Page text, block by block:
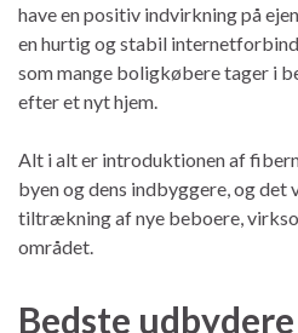
have en positiv indvirkning på
en hurtig og stabil
som mange boligkøbere tager i
efter et nyt hjem.
Alt i alt er introduktionen af
byen og dens indbyggere, og
tiltrækning af nye beboere,
området.
Bedste